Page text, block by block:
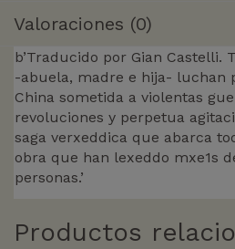
Valoraciones (0)
b’Traducido por Gian Castelli.
-abuela, madre e hija- luchan
China sometida a violentas
revoluciones y perpetua
saga verxeddica que abarca
obra que han lexeddo mxe1s
personas.’
Productos